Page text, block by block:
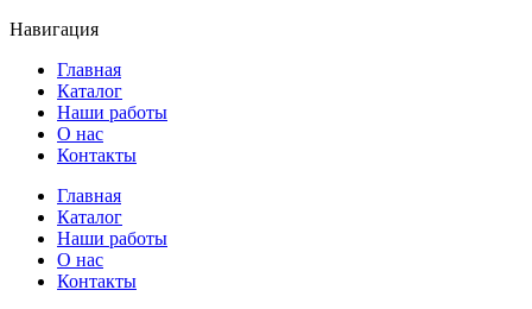
Навигация
Главная
Каталог
Наши работы
О нас
Контакты
Главная
Каталог
Наши работы
О нас
Контакты